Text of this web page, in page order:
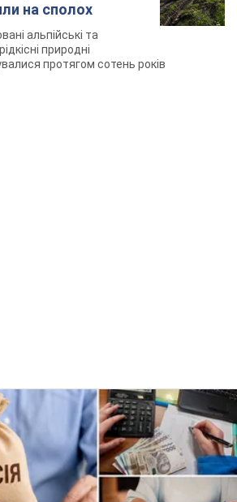
на сполох
альпійські та
природні
протягом сотень років